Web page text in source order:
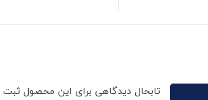
تابحال دیدگاهی برای این محصول